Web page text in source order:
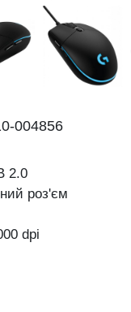
004856
2.0
роз'єм
dpi